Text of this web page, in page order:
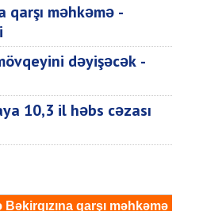
qarşı məhkəmə -
dəyişəcək -
10,3 il həbs cəzası